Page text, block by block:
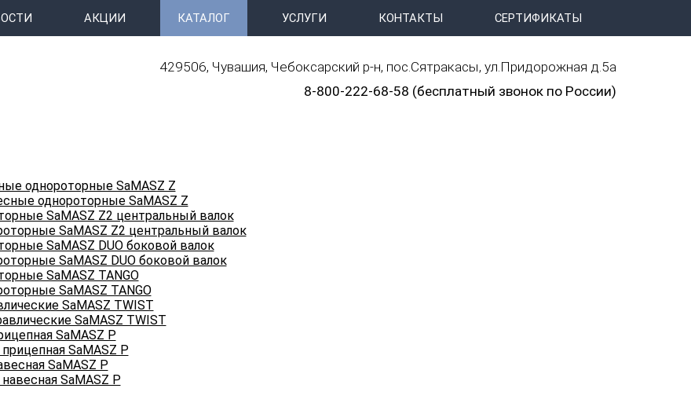
АКЦИИ КАТАЛОГ УСЛУГИ КОНТАКТЫ СЕРТИФИКАТЫ
429506, Чувашия, Чебоксарский р-н, пос.Сятракасы, ул.Придорожная д.5а
8-800-222-68-58 (бесплатный звонок по России)
однороторные SaMASZ Z
SaMASZ Z2 центральный валок
SaMASZ DUO боковой валок
SaMASZ TANGO
SaMASZ TWIST
SaMASZ P
SaMASZ P